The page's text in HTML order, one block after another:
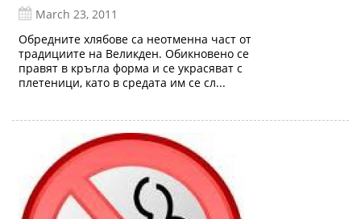
March 23, 2011
Обредните хлябове са неотменна част от
традициите на Великден. Обикновено се
правят в кръгла форма и се украсяват с
плетеници, като в средата им се сл...